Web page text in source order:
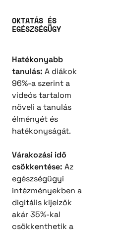
OKTATÁS ÉS
EGÉSZSÉGÜGY
Hatékonyabb
tanulás: A diákok
96%-a szerint a
videós tartalom
növeli a tanulás
élményét és
hatékonyságát.
Várakozási idő
csökkentése: Az
egészségügyi
intézményekben a
digitális kijelzők
akár 35%-kal
csökkenthetik a